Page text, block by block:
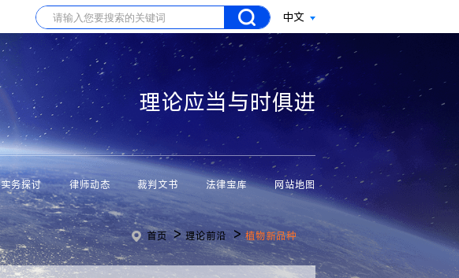
中文
理论应当与时俱进
实务探讨 律师动态 裁判文书 法律宝库 网站地图
首页 >理论前沿 > 植物新品种